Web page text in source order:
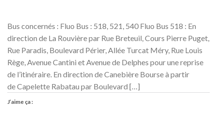
Bus concernés : Fluo Bus : 518, 521, 540 Fluo Bus 518 : En
direction de La Rouvière par Rue Breteuil, Cours Pierre Puget,
Rue Paradis, Boulevard Périer, Allée Turcat Méry, Rue Louis
Rège, Avenue Cantini et Avenue de Delphes pour une reprise
de l’itinéraire. En direction de Canebière Bourse à partir
de Capelette Rabatau par Boulevard […]
J’aime ça :